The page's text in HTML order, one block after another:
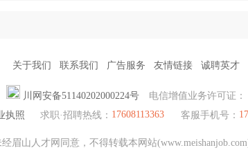
关于我们 联系我们 广告服务 友情链接 诚聘英才
川网安备51140202000224号 电信增值业务许可证：
执照
求职·招聘热线： 17608113363 客服手机号：
经眉山人才网同意，不得转载本网站